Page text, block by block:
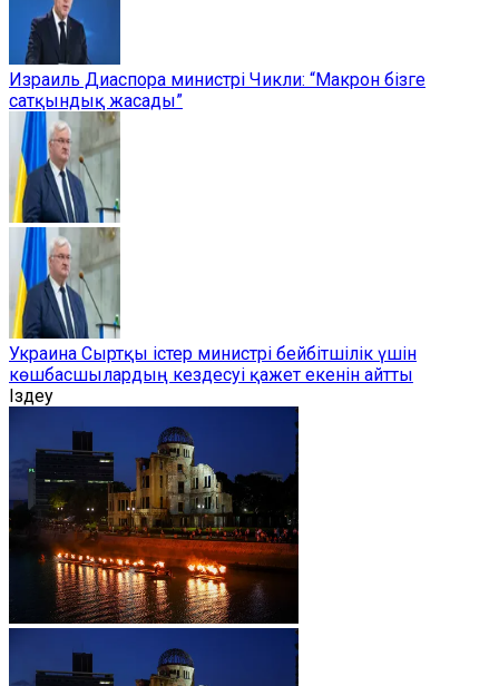
Израиль Диаспора министрі Чикли: “Макрон бізге
сатқындық жасады”
Украина Сыртқы істер министрі бейбітшілік үшін
көшбасшылардың кездесуі қажет екенін айтты
Іздеу